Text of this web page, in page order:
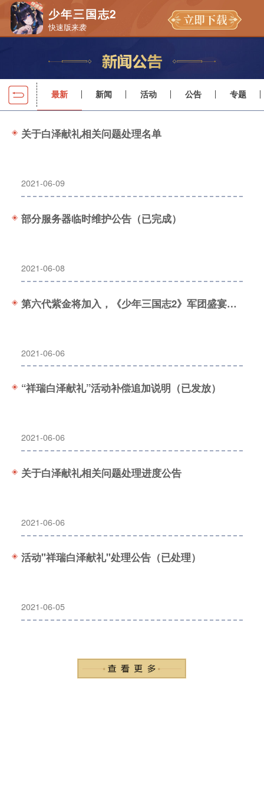
少年三国志2
快速版来袭
最新 新闻 活动 公告 专题
关于白泽献礼相关问题处理名单
2021-06-09
部分服务器临时维护公告（已完成）
2021-06-08
第六代紫金将加入，《少年三国志2》军团盛宴活动开启
2021-06-06
“祥瑞白泽献礼”活动补偿追加说明（已发放）
2021-06-06
关于白泽献礼相关问题处理进度公告
2021-06-06
活动"祥瑞白泽献礼"处理公告（已处理）
2021-06-05